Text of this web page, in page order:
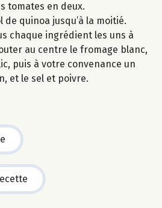
tomates en deux.
de quinoa jusqu’à la moitié.
chaque ingrédient les uns à
au centre le fromage blanc,
puis à votre convenance un
et le sel et poivre.